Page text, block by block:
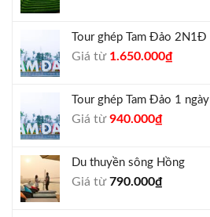
1.300.000₫.là:
Tour ghép Tam Đảo 2N1Đ
Giá từ Giá
1.800.000₫.
1.650.000₫Giá
là:
Tour ghép Tam Đảo 1 ngày
Giá từGiá
1.000.000₫.
940.000₫Giá
là:
Du thuyền sông Hồng
Giá từ790.000₫